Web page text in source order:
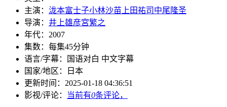
主演： 泷本富士子小林沙苗上田祐司中尾隆圣
导演： 井上雄彦宮繁之
年代： 2007
集数： 每集45分钟
语言/字幕：
国语对白 中文字幕
国家/地区：
日本
更新时间： 2025-01-18 04:36:51
影视/评论：
当前有0条评论，